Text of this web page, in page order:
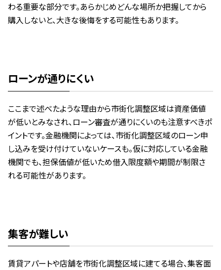
わる重要な部分です。あらかじめどんな場所か把握してから
購入しないと、大きな後悔をする可能性もあります。
ローンが通りにくい
ここまで述べたような理由から市街化調整区域は資産価値
が低いとみなされ、ローン審査が通りにくいのも注意すべきポ
イントです。金融機関によっては、市街化調整区域のローン申
し込みを受け付けていないケースも。仮に対応している金融
機関でも、担保価値が低いため借入限度額や期間が制限さ
れる可能性があります。
集客が難しい
賃貸アパートや店舗を市街化調整区域に建てる場合、集客面